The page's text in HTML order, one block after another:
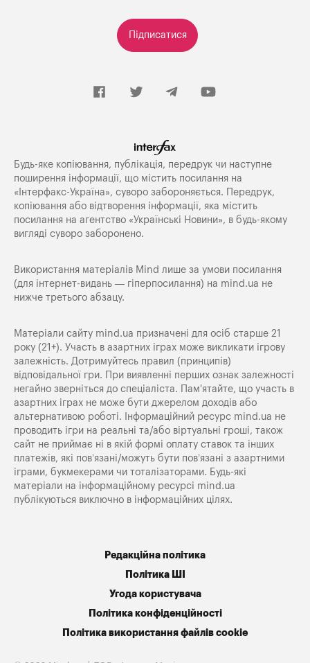
Підписатися
Будь-яке копiювання, публiкацiя, передрук чи наступне
поширення iнформацiї, що мiстить посилання на
«Iнтерфакс-Україна», суворо забороняється. Передрук,
копіювання або відтворення інформації, яка містить
посилання на агентство «Українські Новини», в будь-якому
вигляді суворо заборонено.
Використання матеріалів Mind лише за умови посилання
(для інтернет-видань — гіперпосилання) на mind.ua не
нижче третього абзацу.
Матеріали сайту mind.ua призначені для осіб старше 21
року (21+). Участь в азартних іграх може викликати ігрову
залежність. Дотримуйтесь правил (принципів)
відповідальної гри. При виявленні перших ознак залежності
негайно зверніться до спеціаліста. Пам'ятайте, що участь в
азартних іграх не може бути джерелом доходів або
альтернативою роботі. Інформаційний ресурс mind.ua не
проводить ігри на реальні та/або віртуальні гроші, також
сайт не приймає ні в якій формі оплату ставок та інших
платежів, які пов’язані/можуть бути пов’язані з азартними
іграми, букмекерами чи тоталізаторами. Будь-які
матеріали на інформаційному ресурсі mind.ua
публікуються виключно в інформаційних цілях.
Редакційна політика
Політика ШІ
Угода користувача
Політика конфіденційності
Політика використання файлів cookie